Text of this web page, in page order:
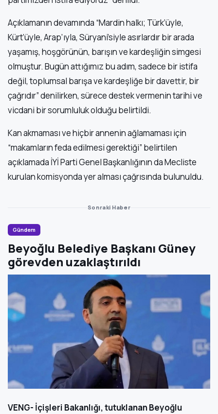
Açıklamanın devamında “Mardin halkı; Türk’üyle,
Kürt’üyle, Arap’ıyla, Süryani’siyle asırlardır bir arada
yaşamış, hoşgörünün, barışın ve kardeşliğin simgesi
olmuştur. Bugün attığımız bu adım, sadece bir istifa
değil, toplumsal barışa ve kardeşliğe bir davettir, bir
çağrıdır” denilirken, sürece destek vermenin tarihi ve
vicdani bir sorumluluk olduğu belirtildi.
Kan akmaması ve hiçbir annenin ağlamaması için
“makamların feda edilmesi gerektiği” belirtilen
açıklamada İYİ Parti Genel Başkanlığının da Mecliste
kurulan komisyonda yer alması çağrısında bulunuldu.
Sonraki Haber
Gündem
Beyoğlu Belediye Başkanı Güney
görevden uzaklaştırıldı
VENG- İçişleri Bakanlığı, tutuklanan Beyoğlu